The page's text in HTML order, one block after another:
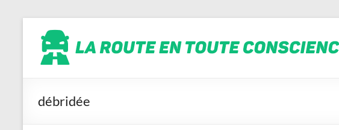
contenu
La
route
en
conscience
débridée